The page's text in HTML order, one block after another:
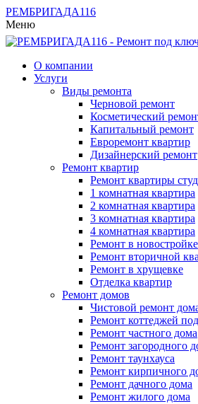
РЕМБРИГАДА116
Меню
О компании
Услуги
Виды ремонта
Черновой ремонт
Косметический
Капитальный ремонт
Евроремонт квартир
Дизайнерский ремонт
Ремонт квартир
Ремонт квартиры
1 комнатная квартира
2 комнатная квартира
3 комнатная квартира
4 комнатная квартира
Ремонт в новостройке
Ремонт вторичной
Ремонт в хрущевке
Отделка квартир
Ремонт домов
Чистовой ремонт
Ремонт коттеджей
Ремонт частного дома
Ремонт загородного
Ремонт таунхауса
Ремонт кирпичного
Ремонт дачного дома
Ремонт жилого дома